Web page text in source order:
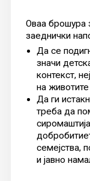
Оваа брошура
заеднички
Да се
значи
контекст,
на
Да ги
треба да
семејства,
и јавно